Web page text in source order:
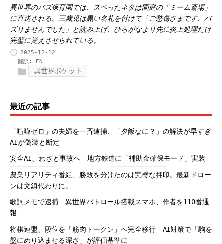
異世界のバズ保育園では、スベったネタは園庭の「ミーム斎場」
に直送される。三歳児は黒い名札を付けて「ご愁傷さまです、バ
ズりませんでした」と読み上げ、ひらがなより先に炎上処理だけ
完璧に覚えさせられている。
2025-12-12
翻訳: EN
異世界ポケット
最近の記事
「喧嘩ゼロ」の夫婦を一斉逮捕、「夕飯なに？」の解決が早すぎ
AIが偽装と断定
安全AI、わざと事故へ 地方鉄道に「補助金確保モード」実装
農業リアリティ番組、勝敗を分けたのは完璧な押印。最新ドロー
ンは文鎮代わりに。
歌詞メモで逮捕 異世界パトロール搭載スマホ、作者を110番通
報
将棋連盟、段位を「筋肉トークン」へ完全移行 AI対策で「駒を
盤にめり込ませる深さ」が評価基準に